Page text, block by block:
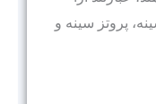
پروتز سینه و